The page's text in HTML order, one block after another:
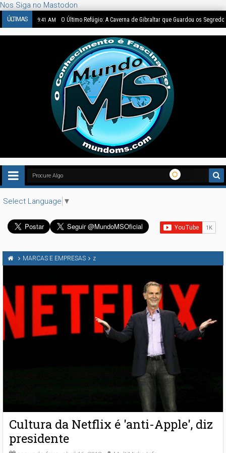
Nos Siga no Mastodon
ÚLTIMAS 9:41 AM O Último Refúgio: A Caverna de Gibraltar que Guardou os
Select Language ▼
MARCAS E EMPRESAS z
Cultura da Netflix é 'anti-Apple', diz
presidente